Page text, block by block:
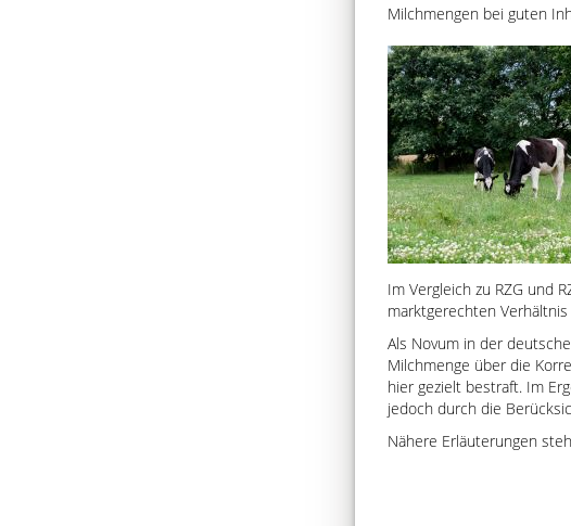
Milchmengen bei guten
Im Vergleich zu RZG und
marktgerechten
Als Novum in der
Milchmenge über die
hier gezielt bestraft. Im
jedoch durch die
Nähere Erläuterungen